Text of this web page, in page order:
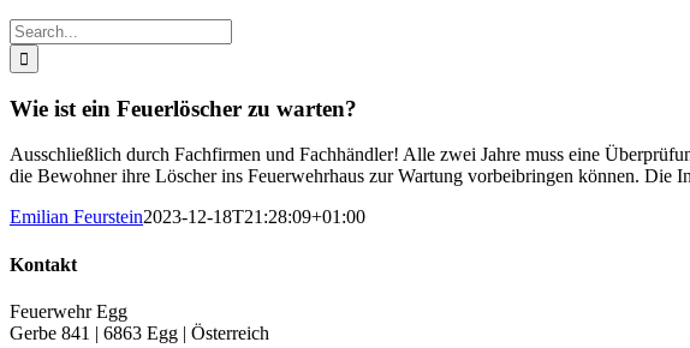
Search
for:
Wie ist ein Feuerlöscher zu warten?
Ausschließlich durch Fachfirmen und Fachhändler! Alle zwei Jahre muss eine
die Bewohner ihre Löscher ins Feuerwehrhaus zur Wartung vorbeibringen können.
Emilian Feurstein2023-12-18T21:28:09+01:00
Kontakt
Feuerwehr Egg
Gerbe 841 | 6863 Egg | Österreich